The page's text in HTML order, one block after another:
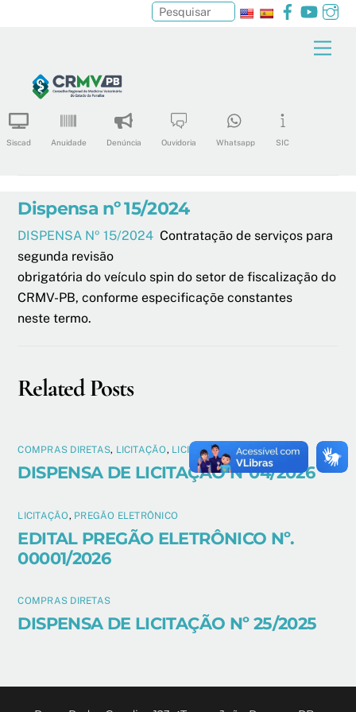
content
Facebook
Siscad Anuidade Denúncia Ouvidoria Whatsapp SIC
Pesquisar
Dispensa nº 15/2024
DISPENSA Nº 15/2024 Contratação de serviços para
segunda revisão
obrigatória do veículo spin do setor de fiscalização do
CRMV-PB, conforme especificaçõe constantes
neste termo.
Related Posts
COMPRAS DIRETAS, LICITAÇÃO, LICITAÇÃO 2026
DISPENSA DE LICITAÇÃO N°04/2026
LICITAÇÃO, PREGÃO ELETRÔNICO
EDITAL PREGÃO ELETRÔNICO Nº.
00001/2026
COMPRAS DIRETAS
DISPENSA DE LICITAÇÃO Nº 25/2025